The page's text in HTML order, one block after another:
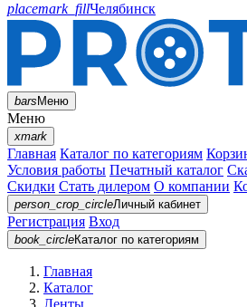
placemark_fillЧелябинск
barsМеню
Меню
xmark
Главная Каталог по категориям
Условия работы Печатный каталог
Скидки Стать дилером О компании
person_crop_circleЛичный кабинет
Регистрация Вход
book_circleКаталог по категориям
Главная
Каталог
Ленты